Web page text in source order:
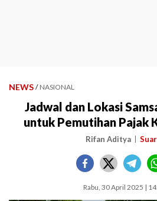
NEWS / NASIONAL
Jadwal dan Lokasi
untuk Pemutihan Pajak
Rifan Aditya
Rabu, 30 April 2025 |